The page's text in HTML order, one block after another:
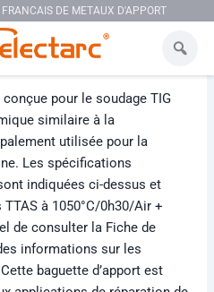
DE METAUX D'APPORT
pour le soudage TIG
similaire à la
utilisée pour la
Les spécifications
indiquées ci-dessus et
à 1050°C/0h30/Air +
de consulter la Fiche de
informations sur les
baguette d’apport est